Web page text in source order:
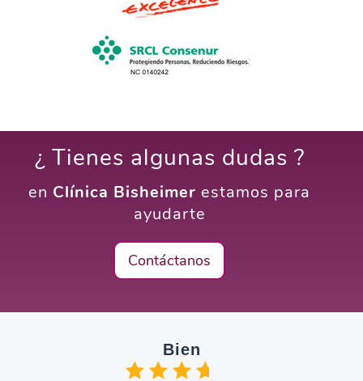
¿ Tienes algunas dudas ?
en Clínica Bisheimer estamos para
ayudarte
Contáctanos
Bien